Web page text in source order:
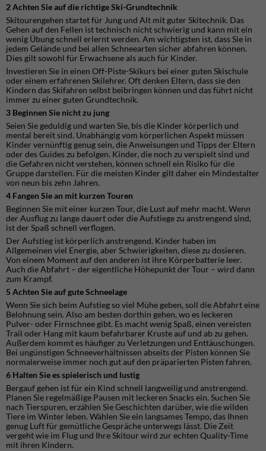
2 Achten Sie auf die richtige Ski-Grundtechnik
Skitourengehen startet für Jung und Alt mit guter Skitechnik. Das
Gehen auf den Fellen ist technisch nicht schwierig und kann mit ein
wenig Übung schnell erlernt werden. Am wichtigsten ist, dass Sie in
jedem Gelände und bei allen Schneearten sicher abfahren können.
Dies gilt sowohl für Erwachsene als auch für Kinder.
Investieren Sie in einen Off-Piste-Skikurs bei einer guten Skischule
oder einem erfahrenen Skilehrer. Oft denken Eltern, dass sie den
Kindern das Skifahren selbst beibringen können und das führt nicht
immer zu einer guten Grundtechnik.
3 Beginnen Sie nicht zu jung
Seien Sie geduldig und warten Sie, bis die Kinder körperlich und
mental bereit sind. Unabhängig vom körperlichen Aspekt müssen
Kinder vernünftig genug sein, die Anweisungen und Tipps der Eltern
oder des Guides zu befolgen. Kinder, die noch zu verspielt sind und
die Gefahren nicht verstehen, können schnell ein Risiko für die
Gruppe darstellen. Für die meisten Kinder gilt daher ein Mindestalter
von neun bis zehn Jahren.
4 Fangen Sie an mit kurzen Touren
Beginnen Sie mit einer kurzen Tour, die Lust auf mehr macht. Wenn
der Ausflug zu lange dauert oder die Aufstiege zu anstrengend sind,
ist der Spaß schnell verflogen.
Der Aufstieg ist körperlich anstrengend. Kinder haben im
Allgemeinen viel Energie, aber Schwierigkeiten, diese zu dosieren.
Von einem Moment auf den anderen ist ihre Körperbatterie leer.
Auch die Abfahrt – der eigentliche Höhepunkt der Tour – wird dann
zum Krampf.
5 Achten Sie auf gute Schneelage
Wenn Sie sich beim Aufstieg so viel Mühe geben, soll die Abfahrt eine
Belohnung sein. Also am besten dorthin gehen, wo es leckeren
Pulver- oder Firnschnee gibt. Es macht wenig Spaß, einen vereisten
Trail oder Hang mit kaum befahrbarer Kruste auf und ab zu gehen.
Außerdem kommt es häufiger zu Verletzungen und Enttäuschungen.
Bei ungünstigen Schneeverhältnissen abseits der Pisten können Sie
normalerweise immer noch gut auf den präparierten Pisten fahren.
6 Halten Sie es spielerisch und lustig
Bergauf gehen ist für ein Kind schnell langweilig und anstrengend.
Planen Sie regelmäßige Pausen mit leckeren Snacks ein. Suchen Sie
nach Tierspuren, erzählen Sie Geschichten darüber, wie die wilden
Tiere im Winter leben. Wählen Sie ein langsames Tempo, das Ihnen
genug Luft für gemütliche Gespräche unterwegs lässt. Die Zeit
vergeht wie im Flug und Ihre Skitour wird zur echten Quality-Time
mit ihren Kindern.